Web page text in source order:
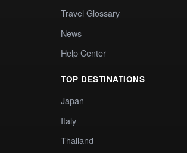
Travel Glossary
News
Help Center
TOP DESTINATIONS
Japan
Italy
Thailand